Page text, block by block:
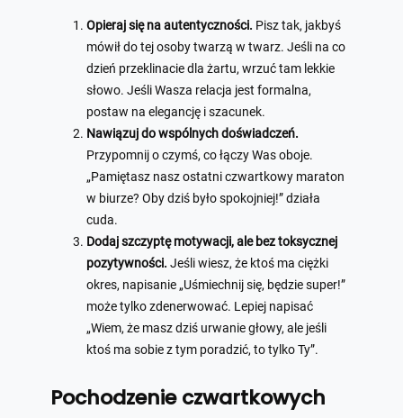
Opieraj się na autentyczności. Pisz tak, jakbyś
mówił do tej osoby twarzą w twarz. Jeśli na co
dzień przeklinacie dla żartu, wrzuć tam lekkie
słowo. Jeśli Wasza relacja jest formalna,
postaw na elegancję i szacunek.
Nawiązuj do wspólnych doświadczeń.
Przypomnij o czymś, co łączy Was oboje.
„Pamiętasz nasz ostatni czwartkowy maraton
w biurze? Oby dziś było spokojniej!” działa
cuda.
Dodaj szczyptę motywacji, ale bez toksycznej
pozytywności. Jeśli wiesz, że ktoś ma ciężki
okres, napisanie „Uśmiechnij się, będzie super!”
może tylko zdenerwować. Lepiej napisać
„Wiem, że masz dziś urwanie głowy, ale jeśli
ktoś ma sobie z tym poradzić, to tylko Ty”.
Pochodzenie czwartkowych